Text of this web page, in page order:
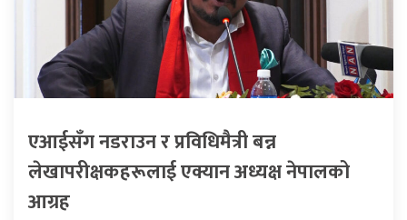
एआईसँग नडराउन र प्रविधिमैत्री बन्न
लेखापरीक्षकहरूलाई एक्यान अध्यक्ष नेपालको
आग्रह